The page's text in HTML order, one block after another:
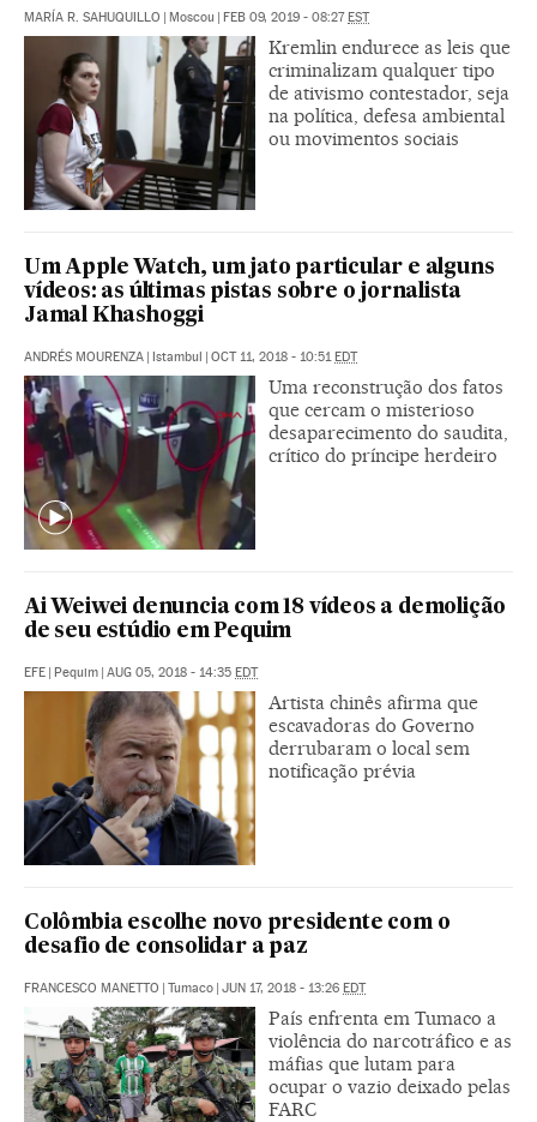
MARÍA R. SAHUQUILLO | Moscou | FEB 09, 2019 - 08:27EST
Kremlin endurece as leis que
criminalizam qualquer tipo
de ativismo contestador, seja
na política, defesa ambiental
ou movimentos sociais
Um Apple Watch, um jato particular e alguns
vídeos: as últimas pistas sobre o jornalista
Jamal Khashoggi
ANDRÉS MOURENZA | Istambul | OCT 11, 2018 - 10:51EDT
Uma reconstrução dos fatos
que cercam o misterioso
desaparecimento do saudita,
crítico do príncipe herdeiro
Ai Weiwei denuncia com 18 vídeos a demolição
de seu estúdio em Pequim
EFE | Pequim | AUG 05, 2018 - 14:35 EDT
Artista chinês afirma que
escavadoras do Governo
derrubaram o local sem
notificação prévia
Colômbia escolhe novo presidente com o
desafio de consolidar a paz
FRANCESCO MANETTO | Tumaco | JUN 17, 2018 - 13:26 EDT
País enfrenta em Tumaco a
violência do narcotráfico e as
máfias que lutam para
ocupar o vazio deixado pelas
FARC